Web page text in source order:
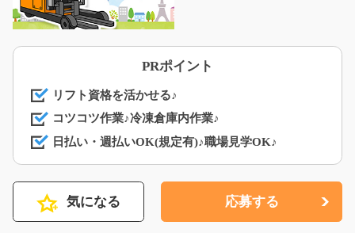
PRポイント
リフト資格を活かせる♪
コツコツ作業♪冷凍倉庫内作業♪
日払い・週払いOK(規定有)♪職場見学OK♪
気になる 応募する